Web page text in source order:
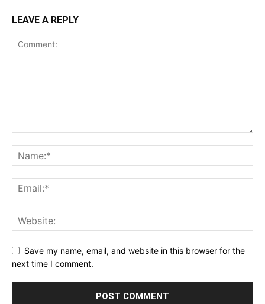
LEAVE A REPLY
Save my name, email, and website in this browser for the
next time I comment.